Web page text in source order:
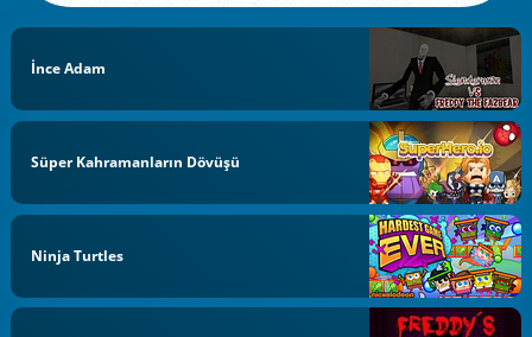
İnce Adam
Süper Kahramanların Dövüşü
Ninja Turtles